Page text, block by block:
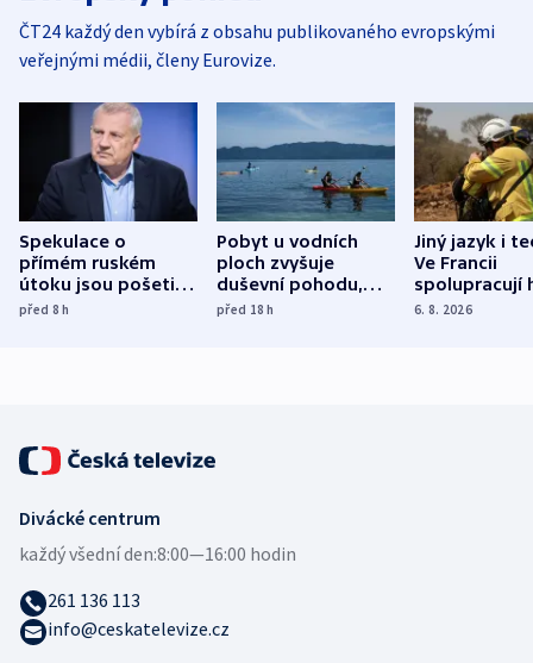
ČT24 každý den vybírá z obsahu publikovaného evropskými
veřejnými médii, členy Eurovize.
Spekulace o
přímém ruském
útoku jsou pošetilé,
míní estonský
před 8h
Pobyt u vodních
ploch zvyšuje
duševní pohodu,
ukázala
před 18h
Jiný jazyk i
Ve Francii
spolupracují
různých zemí
6. 8. 2026
Divácké centrum
každý všední den:8:00—16:00 hodin
261 136 113
info@ceskatelevize.cz